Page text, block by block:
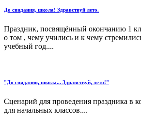
До свидания, школа! Здравствуй лето.
Праздник, посвящённый окончанию 1
о том , чему учились и к чему
учебный год....
"До свидания, школа... Здравствуй, лето!"
Сценарий для проведения праздника в
для начальных классов....